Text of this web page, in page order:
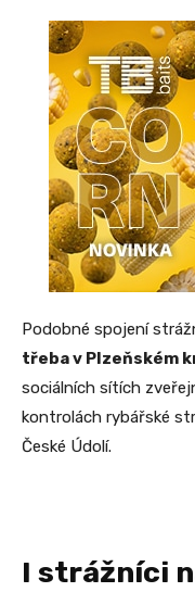
Podobné spojení
třeba v Plzeňském
sociálních sítích
kontrolách rybářské
České Údolí.
I strážníci